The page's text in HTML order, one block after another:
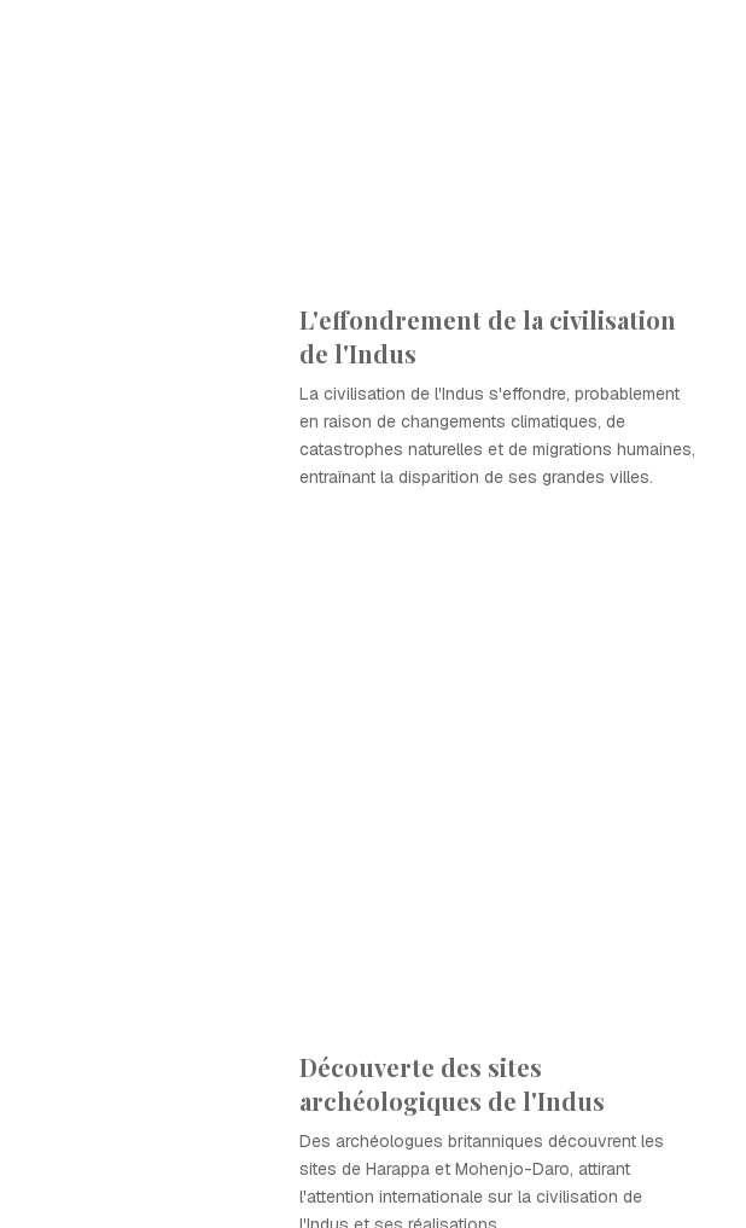
L'effondrement de la civilisation
de l'Indus
La civilisation de l'Indus s'effondre, probablement
en raison de changements climatiques, de
catastrophes naturelles et de migrations humaines,
entraînant la disparition de ses grandes villes.
Découverte des sites
archéologiques de l'Indus
Des archéologues britanniques découvrent les
sites de Harappa et Mohenjo-Daro, attirant
l'attention internationale sur la civilisation de